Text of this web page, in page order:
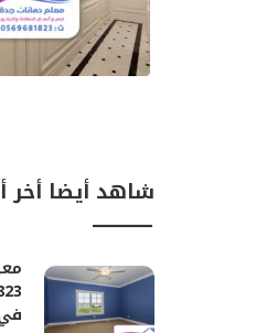
شاهد أيضا أخر
ـــــــــــــــــ